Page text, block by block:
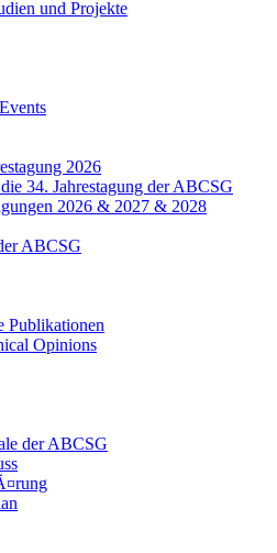
und Projekte
2026
34. Jahrestagung der ABCSG
2026 & 2027 & 2028
ABCSG
Publikationen
Opinions
der ABCSG